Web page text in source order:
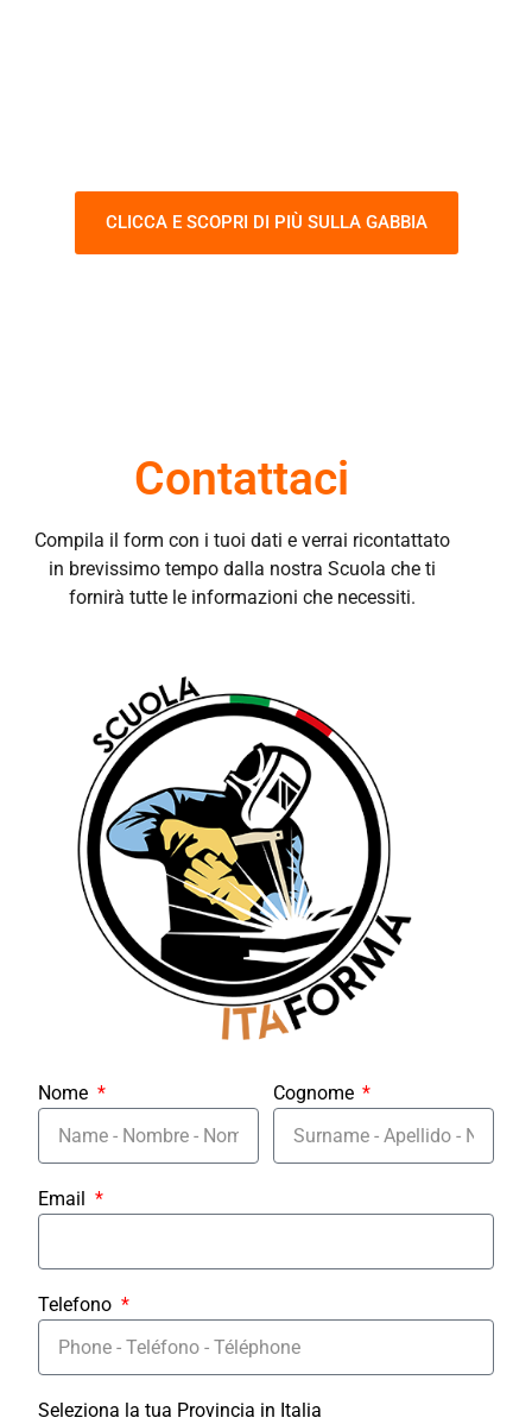
CLICCA E SCOPRI DI PIÙ SULLA GABBIA
Contattaci
Compila il form con i tuoi dati e verrai ricontattato
in brevissimo tempo dalla nostra Scuola che ti
fornirà tutte le informazioni che necessiti.
Nome Cognome
Email
Telefono
Seleziona la tua Provincia in Italia